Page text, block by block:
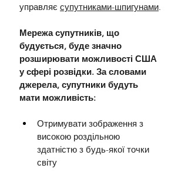
управляє супутниками-шпигунами.
Мережа супутників, що
будується, буде значно
розширювати можливості США
у сфері розвідки. За словами
джерела, супутники будуть
мати можливість:
Отримувати зображення з
високою роздільною
здатністю з будь-якої точки
світу